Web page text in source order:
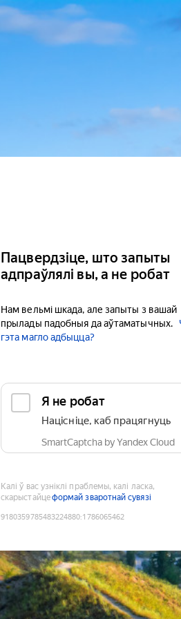
Пацвердзіце, што запыты
адпраўлялі вы, а не робат
Нам вельмі шкада, але запыты з вашай
прылады падобныя да аўтаматычных.
гэта магло адбыцца?
Я не робат
Націсніце, каб працягнуць
SmartCaptcha by Yandex Cloud
Калі ў вас узніклі праблемы, калі ласка,
скарыстайцеформай зваротнай сувязі
9180359785483224880:1786065462